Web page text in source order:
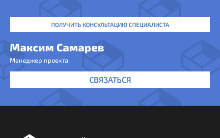
ПОЛУЧИТЬ КОНСУЛЬТАЦИЮ СПЕЦИАЛИСТА
Максим Самарев
Менеджер проекта
СВЯЗАТЬСЯ